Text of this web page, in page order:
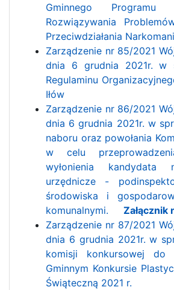
Gminnego
Rozwiązywania
Przeciwdziałania
Zarządzenie nr 85/2021
dnia 6 grudnia 2021r. w
Regulaminu
Iłów
Zarządzenie nr 86/2021
dnia 6 grudnia 2021r. w
naboru oraz powołania
w celu
wyłonienia kandydata
urzędnicze -
środowiska i
komunalnymi.
Załącznik
Zarządzenie nr 87/2021
dnia 6 grudnia 2021r. w
komisji konkursowej
Gminnym Konkursie
Świąteczną 2021 r.